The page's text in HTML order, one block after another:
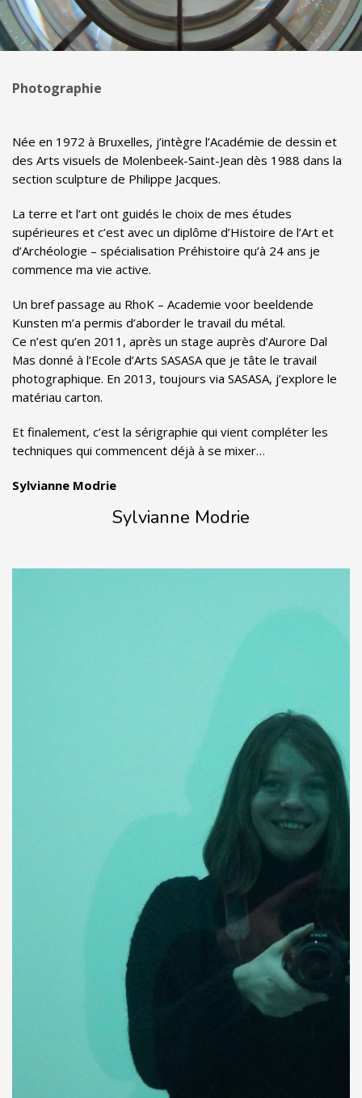
Photographie
Née en 1972 à Bruxelles, j’intègre l’Académie de dessin et
des Arts visuels de Molenbeek-Saint-Jean dès 1988 dans la
section sculpture de Philippe Jacques.
La terre et l’art ont guidés le choix de mes études
supérieures et c’est avec un diplôme d’Histoire de l’Art et
d’Archéologie – spécialisation Préhistoire qu’à 24 ans je
commence ma vie active.
Un bref passage au RhoK – Academie voor beeldende
Kunsten m’a permis d’aborder le travail du métal.
Ce n’est qu’en 2011, après un stage auprès d’Aurore Dal
Mas donné à l’Ecole d’Arts SASASA que je tâte le travail
photographique. En 2013, toujours via SASASA, j’explore le
matériau carton.
Et finalement, c’est la sérigraphie qui vient compléter les
techniques qui commencent déjà à se mixer…
Sylvianne Modrie
Sylvianne Modrie